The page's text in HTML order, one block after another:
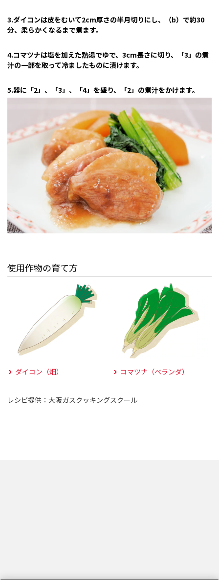
3.ダイコンは皮をむいて2cm厚さの半月切りにし、（b）で約30
分、柔らかくなるまで煮ます。
4.コマツナは塩を加えた熱湯でゆで、3cm長さに切り、「3」の煮
汁の一部を取って冷ましたものに漬けます。
5.器に「2」、「3」、「4」を盛り、「2」の煮汁をかけます。
使用作物の育て方
ダイコン（畑） コマツナ（ベランダ）
レシピ提供：大阪ガスクッキングスクール